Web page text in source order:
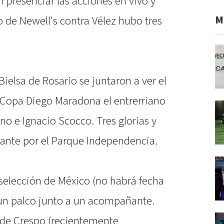
Newell's contra Vélez hubo tres
de Rosario se juntaron a ver el
Diego Maradona el entrerriano
e Ignacio Scocco. Tres glorias y
por el Parque Independencia.
de México (no habrá fecha
palco junto a un acompañante.